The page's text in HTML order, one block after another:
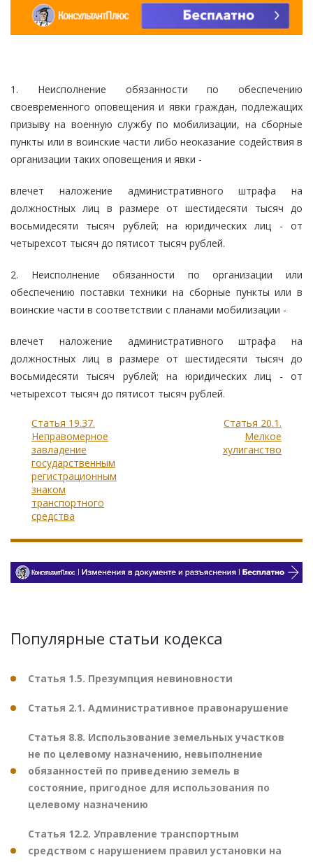
1. Неисполнение обязанности по обеспечению
своевременного оповещения и явки граждан, подлежащих
призыву на военную службу по мобилизации, на сборные
пункты или в воинские части либо неоказание содействия в
организации таких оповещения и явки -
влечет наложение административного штрафа на
должностных лиц в размере от шестидесяти тысяч до
восьмидесяти тысяч рублей; на юридических лиц - от
четырехсот тысяч до пятисот тысяч рублей.
2. Неисполнение обязанности по организации или
обеспечению поставки техники на сборные пункты или в
воинские части в соответствии с планами мобилизации -
влечет наложение административного штрафа на
должностных лиц в размере от шестидесяти тысяч до
восьмидесяти тысяч рублей; на юридических лиц - от
четырехсот тысяч до пятисот тысяч рублей.
Статья 19.37.
Неправомерное
завладение
государственным
регистрационным
знаком
транспортного
средства
Статья 20.1.
Мелкое
хулиганство
Популярные статьи кодекса
Статья 1.5. Презумпция невиновности
Статья 2.1. Административное правонарушение
Статья 8.8. Использование земельных участков
не по целевому назначению, невыполнение
обязанностей по приведению земель в
состояние, пригодное для использования по
целевому назначению
Статья 12.2. Управление транспортным
средством с нарушением правил установки на